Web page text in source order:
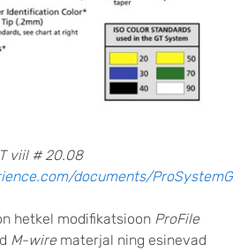
viil # 20.08
documents/
hetkel modifikatsioon ProFile
M-wirematerjal ning esinevad